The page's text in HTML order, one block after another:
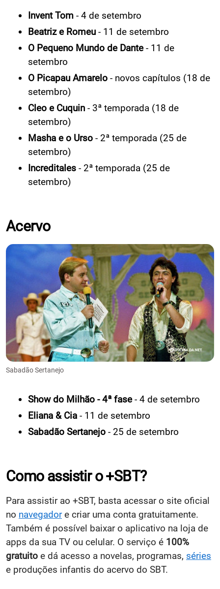
Invent Tom - 4 de setembro
Beatriz e Romeu - 11 de setembro
O Pequeno Mundo de Dante- 11 de
setembro
O Picapau Amarelo - novos capítulos (18 de
setembro)
Cleo e Cuquin - 3ª temporada (18 de
setembro)
Masha e o Urso - 2ª temporada (25 de
setembro)
Increditales - 2ª temporada (25 de
setembro)
Acervo
Sabadão Sertanejo
Show do Milhão - 4ª fase- 4 de setembro
Eliana & Cia - 11 de setembro
Sabadão Sertanejo - 25 de setembro
Como assistir o +SBT?
Para assistir ao +SBT, basta acessar o site oficial
no navegadore criar uma conta gratuitamente.
Também é possível baixar o aplicativo na loja de
apps da sua TV ou celular. O serviço é 100%
gratuito e dá acesso a novelas, programas, séries
e produções infantis do acervo do SBT.